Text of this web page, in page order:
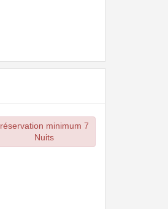
réservation minimum 7
Nuits